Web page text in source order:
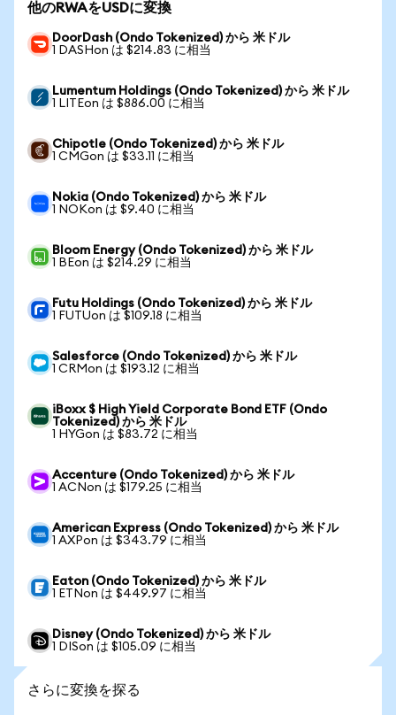
他のRWAをUSDに変換
DoorDash (Ondo Tokenized) から 米ドル
1 DASHon は $214.83 に相当
Lumentum Holdings (Ondo Tokenized) から 米ドル
1 LITEon は $886.00 に相当
Chipotle (Ondo Tokenized) から 米ドル
1 CMGon は $33.11 に相当
Nokia (Ondo Tokenized) から 米ドル
1 NOKon は $9.40 に相当
Bloom Energy (Ondo Tokenized) から 米ドル
1 BEon は $214.29 に相当
Futu Holdings (Ondo Tokenized) から 米ドル
1 FUTUon は $109.18 に相当
Salesforce (Ondo Tokenized) から 米ドル
1 CRMon は $193.12 に相当
iBoxx $ High Yield Corporate Bond ETF (Ondo
Tokenized) から 米ドル
1 HYGon は $83.72 に相当
Accenture (Ondo Tokenized) から 米ドル
1 ACNon は $179.25 に相当
American Express (Ondo Tokenized) から 米ドル
1 AXPon は $343.79 に相当
Eaton (Ondo Tokenized) から 米ドル
1 ETNon は $449.97 に相当
Disney (Ondo Tokenized) から 米ドル
1 DISon は $105.09 に相当
さらに変換を探る